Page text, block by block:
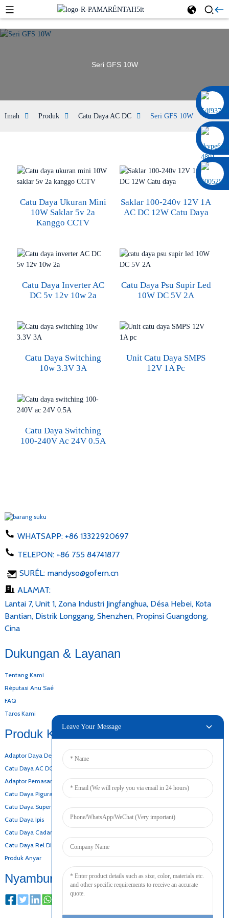
0086 13322920697
Seri GFS 10W
Imah Produk Catu Daya AC DC Seri GFS 10W
Catu Daya Ukuran Mini
10W Saklar 5v 2a
Kanggo CCTV
Saklar 100-240v 12V 1A
AC DC 12W Catu Daya
Catu Daya Inverter AC
DC 5v 12v 10w 2a
Catu Daya Psu Supir Led
10W DC 5V 2A
Catu Daya Switching
10w 3.3V 3A
Unit Catu Daya SMPS
12V 1A Pc
Catu Daya Switching
100-240V Ac 24V 0.5A
WHATSAPP: +86 13322920697
TELEPON: +86 755 84741877
SURÉL: mandyso@gofern.cn
ALAMAT:
Lantai 7, Unit 1, Zona Industri Jingfanghua, Désa Hebei, Kota
Bantian, Distrik Longgang, Shenzhen, Propinsi Guangdong,
Cina
Dukungan & Layanan
Tentang Kami
Réputasi Anu Saé
FAQ
Taros Kami
Produk Kami
Adaptor Daya Desktop
Catu Daya AC DC
Adaptor Pemasangan Tembok
Catu Daya Pigura Kabuka
Catu Daya Super Ipis
Catu Daya Ipis
Catu Daya Cadangan Batré
Catu Daya Rel Din
Produk Anyar
Nyambung
Leave Your Message